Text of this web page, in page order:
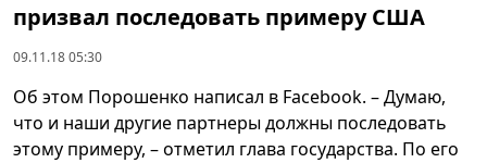
призвал последовать примеру США
09.11.18 05:30
Об этом Порошенко написал в Facebook. – Думаю,
что и наши другие партнеры должны последовать
этому примеру, – отметил глава государства. По его